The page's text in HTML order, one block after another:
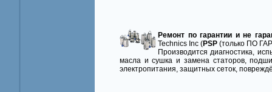
Ремонт по гарантии и не
Technics Inc (PSP (только ПО
Производится диагностика,
масла и сушка и замена статоров,
электропитания, защитных сеток,